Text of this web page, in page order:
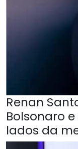
Renan
Bolsonaro
lados da